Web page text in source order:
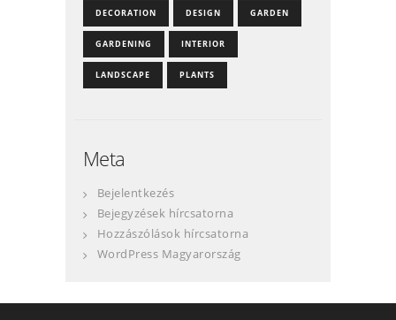
DECORATION DESIGN GARDEN
GARDENING INTERIOR
LANDSCAPE PLANTS
Meta
Bejelentkezés
Bejegyzések hírcsatorna
Hozzászólások hírcsatorna
WordPress Magyarország